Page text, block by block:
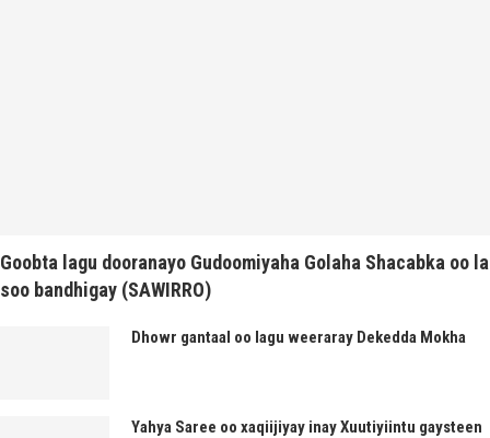
Goobta lagu dooranayo Gudoomiyaha Golaha Shacabka oo la
soo bandhigay (SAWIRRO)
Dhowr gantaal oo lagu weeraray Dekedda Mokha
Yahya Saree oo xaqiijiyay inay Xuutiyiintu gaysteen